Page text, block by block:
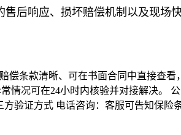
后响应、损坏赔偿机制以及现场快
偿条款清晰、可在书面合同中直接查看
情况可在24小时内核验并对接解决。
验证方式 电话咨询：客服可告知保险